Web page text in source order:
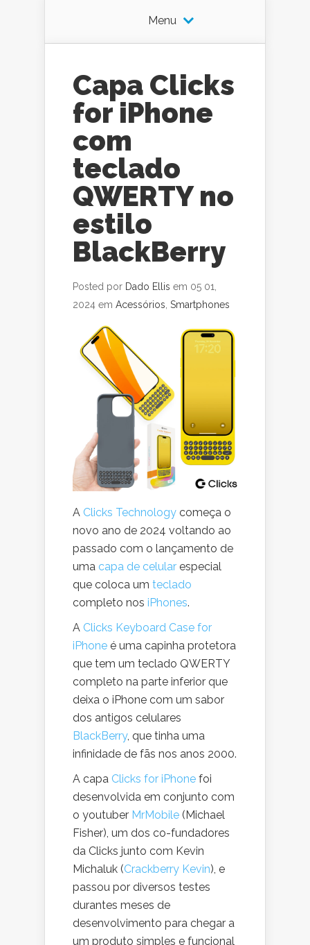
Menu
Capa Clicks
for iPhone
com
teclado
QWERTY no
estilo
BlackBerry
Posted por Dado Ellis em 05 01,
2024 em Acessórios Smartphones
A Clicks Technology começa o
novo ano de 2024 voltando ao
passado com o lançamento de
uma capa de celular especial
que coloca um teclado
completo nos iPhones.
A Clicks Keyboard Case for
iPhone é uma capinha protetora
que tem um teclado QWERTY
completo na parte inferior que
deixa o iPhone com um sabor
dos antigos celulares
BlackBerry, que tinha uma
infinidade de fãs nos anos 2000.
A capa Clicks for iPhone foi
desenvolvida em conjunto com
o youtuber MrMobile (Michael
Fisher), um dos co-fundadores
da Clicks junto com Kevin
Michaluk (Crackberry Kevin), e
passou por diversos testes
durantes meses de
desenvolvimento para chegar a
um produto simples e funcional